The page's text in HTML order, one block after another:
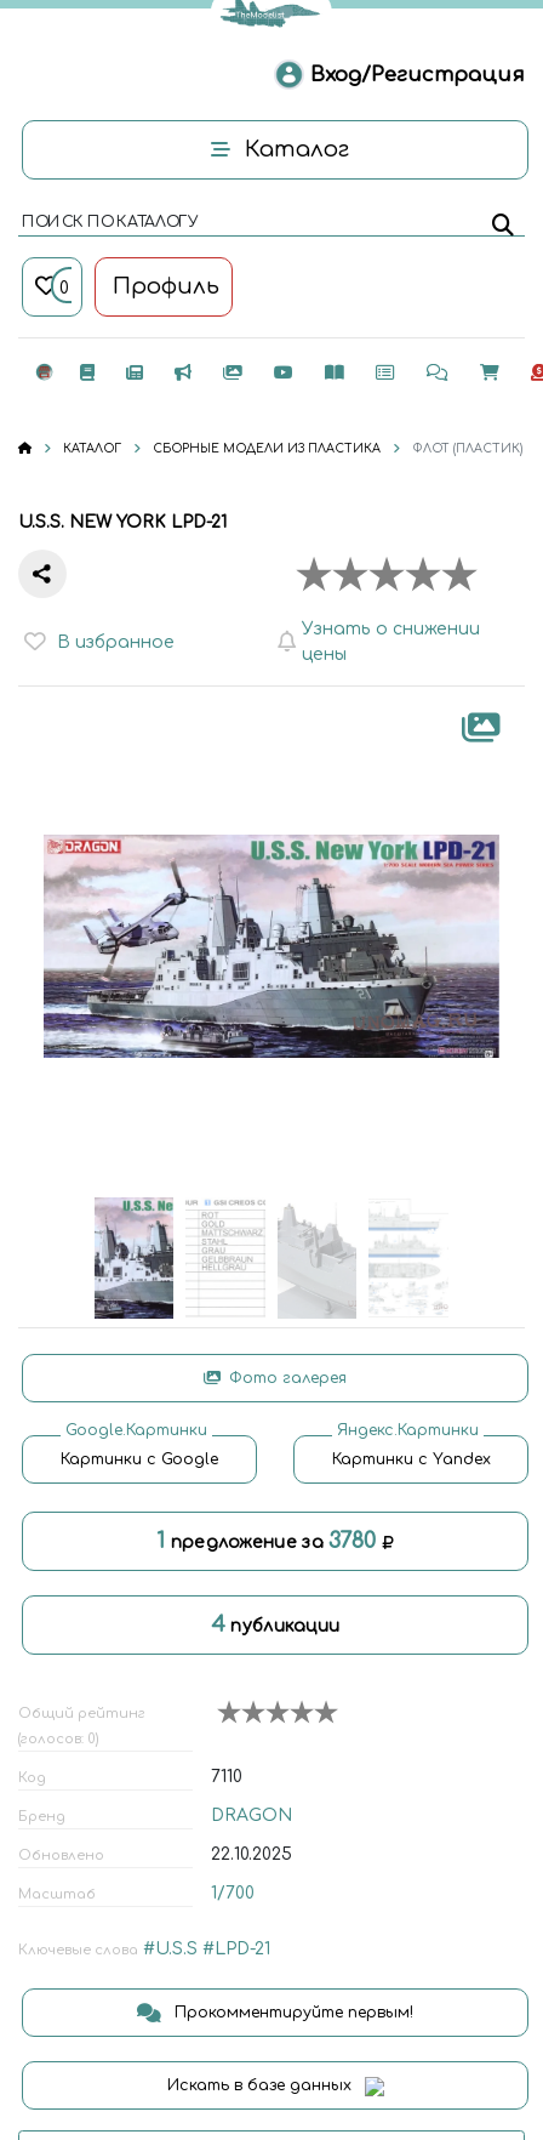
Вход/Регистрация
Каталог
ПОИСК ПО КАТАЛОГУ
0 Профиль
КАТАЛОГ СБОРНЫЕ МОДЕЛИ ИЗ ПЛАСТИКА ФЛОТ (ПЛАСТИК)
U.S.S. NEW YORK LPD-21
В избранное
Узнать о снижении
цены
Фото галерея
Google.Картинки
Картинки с Google
Яндекс.Картинки
Картинки с Yandex
1 предложение за3780
4 публикации
Общий рейтинг
(голосов: 0)
Код 7110
Бренд DRAGON
Обновлено 22.10.2025
Масштаб 1/700
Ключевые слова #U.S.S #LPD-21
Прокомментируйте первым!
Искать в базе данных